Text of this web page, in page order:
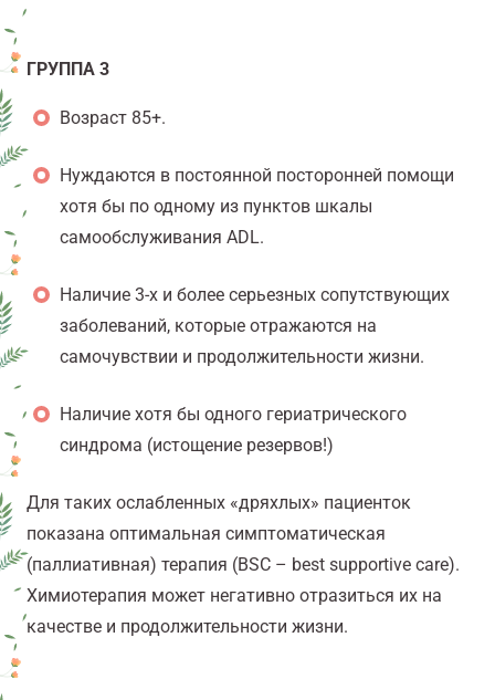
ГРУППА 3
Возраст 85+.
Нуждаются в постоянной посторонней помощи
хотя бы по одному из пунктов шкалы
самообслуживания ADL.
Наличие 3-х и более серьезных сопутствующих
заболеваний, которые отражаются на
самочувствии и продолжительности жизни.
Наличие хотя бы одного гериатрического
синдрома (истощение резервов!)
Для таких ослабленных «дряхлых» пациенток
показана оптимальная симптоматическая
(паллиативная) терапия (BSC – best supportive care).
Химиотерапия может негативно отразиться их на
качестве и продолжительности жизни.